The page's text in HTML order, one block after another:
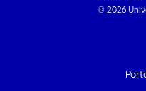
© 2026